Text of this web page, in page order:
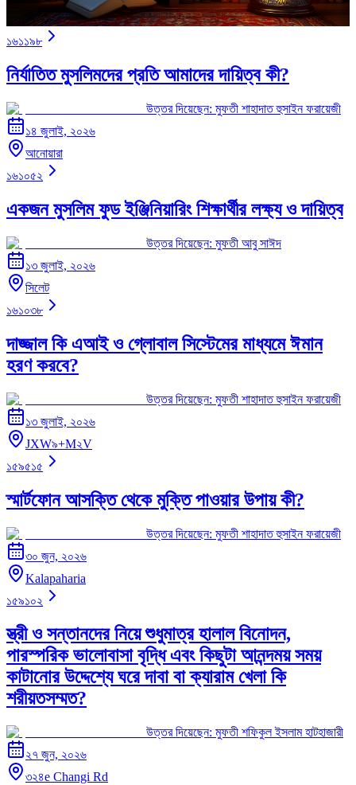
১৬১১৯৮
নির্যাতিত মুসলিমদের প্রতি আমাদের দায়িত্ব কী?
উত্তর দিয়েছেন: মুফতী শাহাদাত হুসাইন ফরায়েজী
১৪ জুলাই, ২০২৬
আনোয়ারা
১৬১০৫২
একজন মুসলিম ফুড ইঞ্জিনিয়ারিং শিক্ষার্থীর লক্ষ্য ও দায়িত্ব
উত্তর দিয়েছেন: মুফতী আবু সাঈদ
১৩ জুলাই, ২০২৬
সিলেট
১৬১০৩৮
দাজ্জাল কি এআই ও গ্লোবাল সিস্টেমের মাধ্যমে ঈমান
হরণ করবে?
উত্তর দিয়েছেন: মুফতী শাহাদাত হুসাইন ফরায়েজী
১৩ জুলাই, ২০২৬
JXW৯+M২V
১৫৯৫১৫
স্মার্টফোন আসক্তি থেকে মুক্তি পাওয়ার উপায় কী?
উত্তর দিয়েছেন: মুফতী শাহাদাত হুসাইন ফরায়েজী
৩০ জুন, ২০২৬
Kalapaharia
১৫৯১০২
স্ত্রী ও সন্তানদের নিয়ে শুধুমাত্র হালাল বিনোদন,
পারস্পরিক ভালোবাসা বৃদ্ধি এবং কিছুটা আনন্দময় সময়
কাটানোর উদ্দেশ্যে ঘরে দাবা বা ক্যারাম খেলা কি
শরীয়তসম্মত?
উত্তর দিয়েছেন: মুফতী শফিকুল ইসলাম হাটহাজারী
২৭ জুন, ২০২৬
৩২৪e Changi Rd